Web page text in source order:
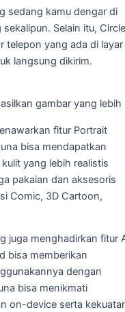
sedang kamu dengar di
Selain itu, Circle
telepon yang ada di layar
langsung dikirim.
gambar yang
fitur Portrait
bisa mendapatkan
yang lebih realistis
pakaian dan aksesoris
Comic, 3D Cartoon,
juga menghadirkan fitur
bisa memberikan
dengan
bisa menikmati
on-device serta